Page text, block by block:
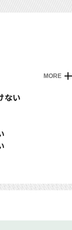
MORE
？
ない
……
か？
か？
す
れるのか？
？